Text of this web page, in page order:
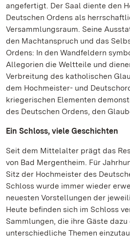
angefertigt. Der Saal diente den
Deutschen Ordens als
Versammlungsraum. Seine
den Machtanspruch und das
Ordens: In den Wandfeldern
Allegorien die Weltteile und
Verbreitung des katholischen
dem Hochmeister- und
kriegerischen Elementen
des Deutschen Ordens, den
Ein Schloss, viele Geschichten
Seit dem Mittelalter prägt das
von Bad Mergentheim. Für
Sitz der Hochmeister des
Schloss wurde immer wieder
neuesten Vorstellungen der
Heute befinden sich im Schloss
Sammlungen, die ihre Gäste dazu
unterschiedliche Themen